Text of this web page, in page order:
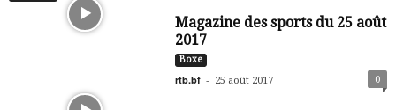
Magazine des sports du 25 août
2017
Boxe
rtb.bf - 25 août 2017 0